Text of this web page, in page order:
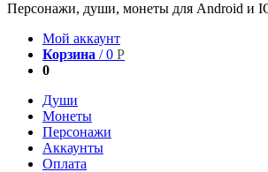
Персонажи, души, монеты для Android и
Мой аккаунт
Корзина /0 Р
0
Души
Монеты
Персонажи
Аккаунты
Оплата